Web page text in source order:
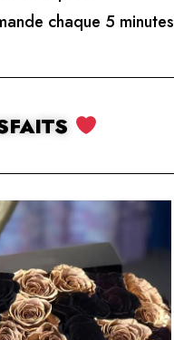
chaque 5 minutes